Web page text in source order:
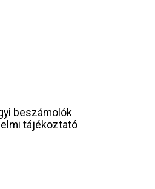
beszámolók
tájékoztató